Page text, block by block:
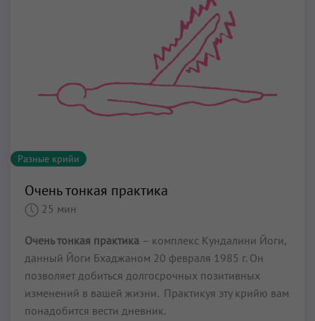
Разные крийи
Очень тонкая практика
25 мин
Очень тонкая практика – комплекс Кундалини Йоги,
данный Йоги Бхаджаном 20 февраля 1985 г. Он
позволяет добиться долгосрочных позитивных
изменений в вашей жизни. Практикуя эту крийю вам
понадобится вести дневник.